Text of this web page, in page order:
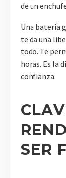
de un
Una batería
te da una
todo. Te
horas. Es la
confianza.
SER